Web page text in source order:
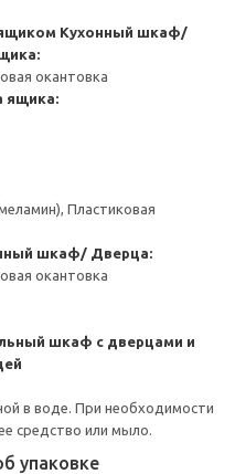
Кухонный шкаф/
окантовка
ящика:
Пластиковая
шкаф/ Дверца:
окантовка
шкаф с дверцами и
в воде. При необходимости
средство или мыло.
упаковке